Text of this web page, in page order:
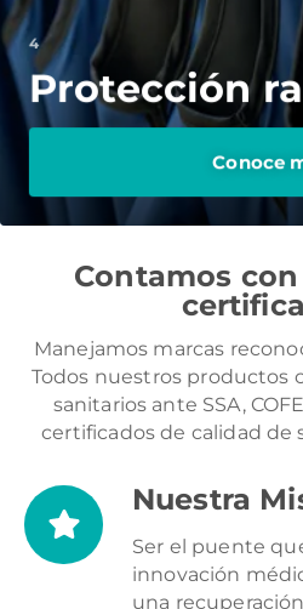
4
Protección
Conoce
Contamos
Manejamos marcas
Todos nuestros productos
sanitarios ante SSA,
certificados de calidad de
Nuestra
Ser el puente
innovación
una